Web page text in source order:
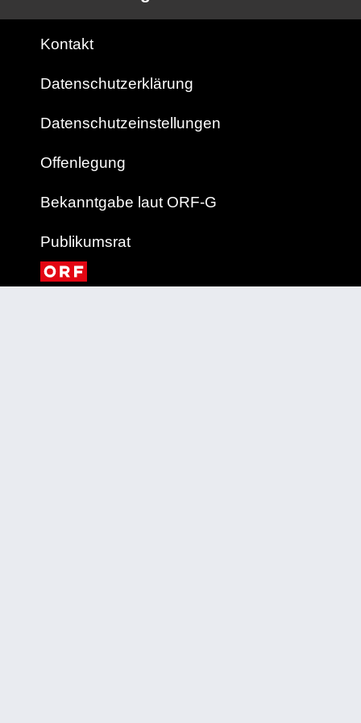
Kontakt
Datenschutzerklärung
Datenschutzeinstellungen
Offenlegung
Bekanntgabe laut ORF-G
Publikumsrat